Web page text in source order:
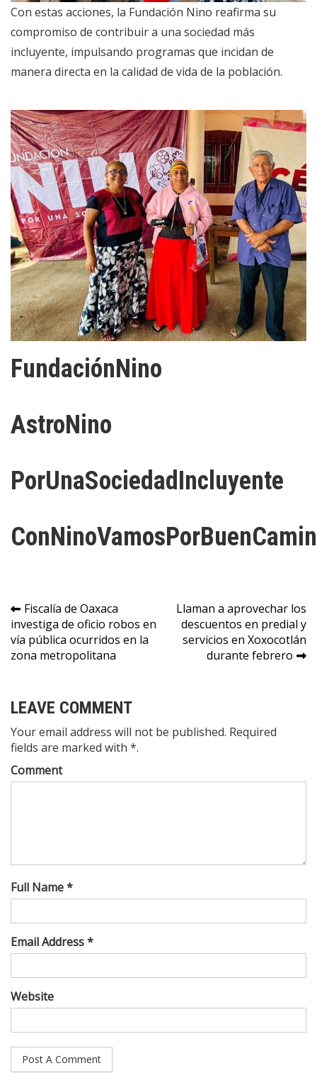
Con estas acciones, la Fundación Nino reafirma su
compromiso de contribuir a una sociedad más
incluyente, impulsando programas que incidan de
manera directa en la calidad de vida de la población.
FundaciónNino
AstroNino
PorUnaSociedadIncluyente
Navegación
de
entradas
Fiscalía de Oaxaca
investiga de oficio robos en
vía pública ocurridos en la
zona metropolitana
Llaman a aprovechar los
descuentos en predial y
servicios en Xoxocotlán
durante febrero
LEAVE COMMENT
Your email address will not be published. Required
fields are marked with *.
Comment
Full Name *
Email Address *
Website